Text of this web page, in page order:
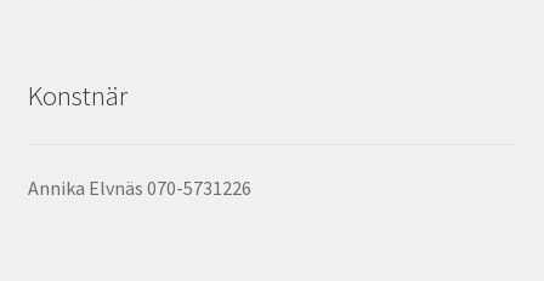
Konstnär
Annika Elvnäs 070-5731226